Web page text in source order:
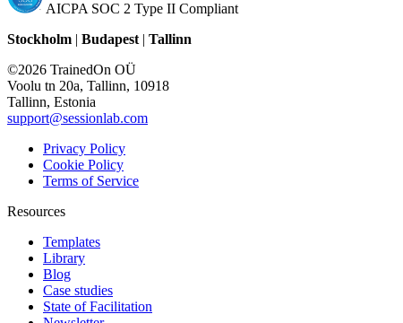
AICPA SOC 2 Type II Compliant
Stockholm
Budapest| Tallinn
©2026 TrainedOn OÜ
Voolu tn 20a, Tallinn, 10918
Tallinn, Estonia
support@sessionlab.com
Privacy Policy
Cookie Policy
Terms of Service
Resources
Templates
Library
Blog
Case studies
State of Facilitation